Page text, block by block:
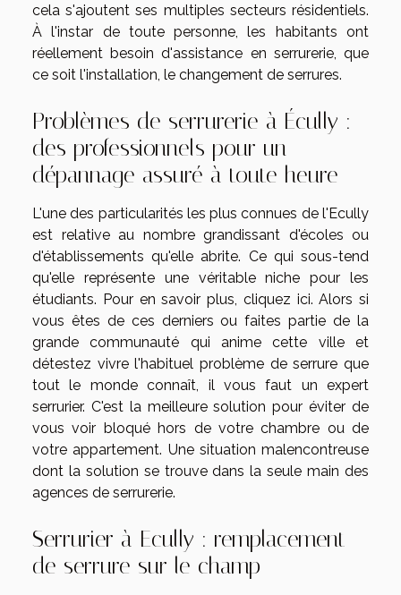
cela s'ajoutent ses multiples secteurs résidentiels.
À l'instar de toute personne, les habitants ont
réellement besoin d'assistance en serrurerie, que
ce soit l'installation, le changement de serrures.
Problèmes de serrurerie à Écully :
des professionnels pour un
dépannage assuré à toute heure
L'une des particularités les plus connues de l'Ecully
est relative au nombre grandissant d'écoles ou
d'établissements qu'elle abrite. Ce qui sous-tend
qu'elle représente une véritable niche pour les
étudiants. Pour en savoir plus, cliquez ici. Alors si
vous êtes de ces derniers ou faites partie de la
grande communauté qui anime cette ville et
détestez vivre l'habituel problème de serrure que
tout le monde connaît, il vous faut un expert
serrurier. C'est la meilleure solution pour éviter de
vous voir bloqué hors de votre chambre ou de
votre appartement. Une situation malencontreuse
dont la solution se trouve dans la seule main des
agences de serrurerie.
Serrurier à Ecully : remplacement
de serrure sur le champ